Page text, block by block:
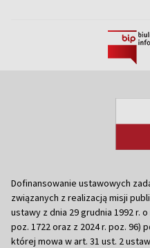
Dofinansowanie ustawowych
związanych z realizacją misji
ustawy z dnia 29 grudnia 1992 r.
poz. 1722 oraz z 2024 r. poz.
której mowa w art. 31 ust. 2